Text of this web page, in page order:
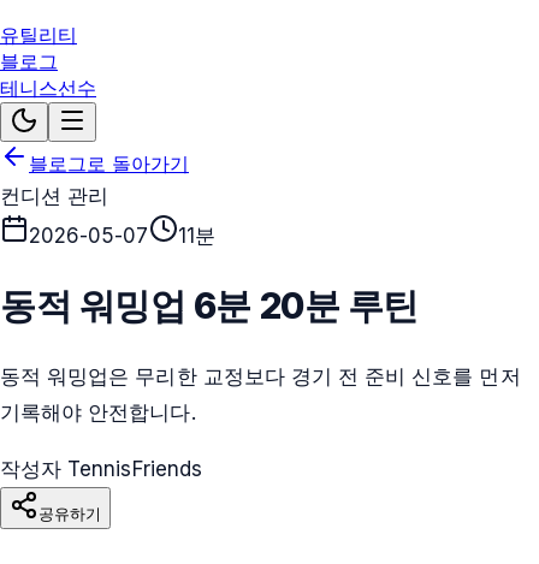
유틸리티
블로그
테니스선수
블로그로 돌아가기
컨디션 관리
2026-05-07
11분
동적 워밍업 6분 20분 루틴
동적 워밍업은 무리한 교정보다 경기 전 준비 신호를 먼저
기록해야 안전합니다.
작성자 TennisFriends
공유하기